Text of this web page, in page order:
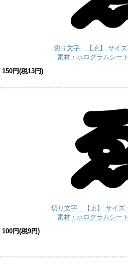
切り文字 【ゑ】 サイズ
素材：ホログラムシー
150円(税13円)
切り文字 【ゑ】 サイズ
素材：ホログラムシー
100円(税9円)